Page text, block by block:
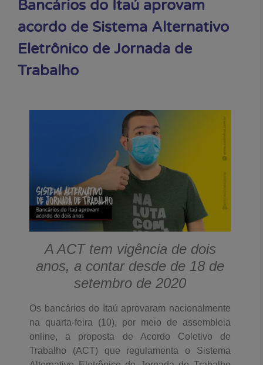
Bancários do Itaú aprovam
acordo de Sistema Alternativo
Eletrônico de Jornada de
Trabalho
A ACT tem vigência de dois
anos, a contar desde de 18 de
setembro de 2020
Os bancários do Itaú aprovaram nacionalmente
na quarta-feira (10), por meio de assembleia
online, a proposta de Acordo Coletivo de
Trabalho (ACT) que regulamenta o Sistema